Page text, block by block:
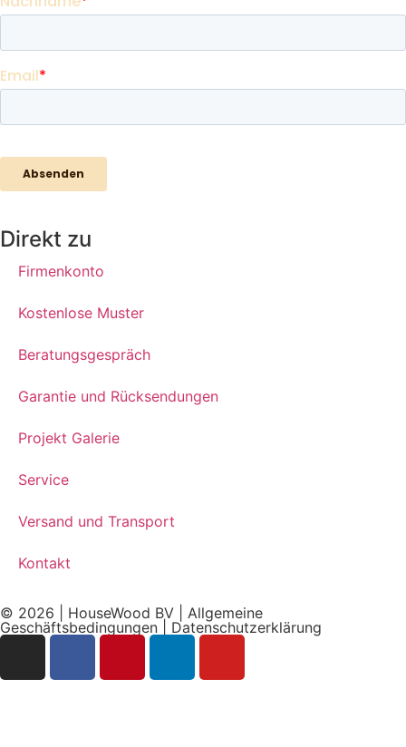
Direkt zu
Firmenkonto
Kostenlose Muster
Beratungsgespräch
Garantie und Rücksendungen
Projekt Galerie
Service
Versand und Transport
Kontakt
© 2026 | HouseWood BV | Allgemeine
Geschäftsbedingungen
Datenschutzerklärung